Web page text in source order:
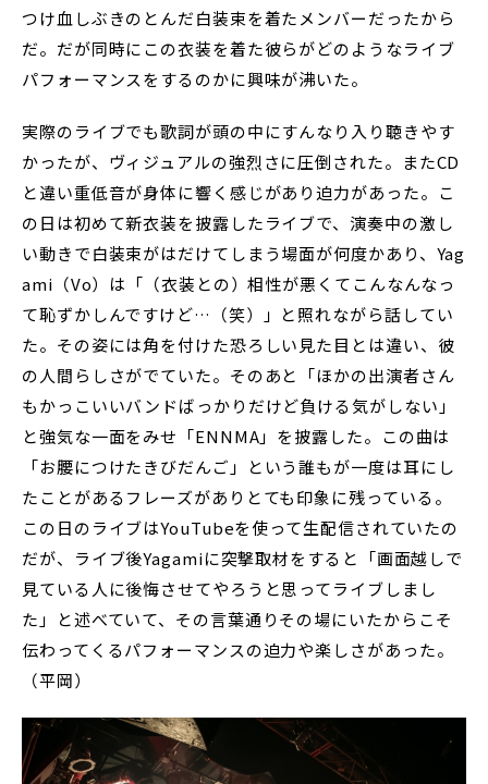
つけ血しぶきのとんだ白装束を着たメンバーだったから
だ。だが同時にこの衣装を着た彼らがどのようなライブ
パフォーマンスをするのかに興味が沸いた。
実際のライブでも歌詞が頭の中にすんなり入り聴きやす
かったが、ヴィジュアルの強烈さに圧倒された。またCD
と違い重低音が身体に響く感じがあり迫力があった。こ
の日は初めて新衣装を披露したライブで、演奏中の激し
い動きで白装束がはだけてしまう場面が何度かあり、Yag
ami（Vo）は「（衣装との）相性が悪くてこんなんなっ
て恥ずかしんですけど…（笑）」と照れながら話してい
た。その姿には角を付けた恐ろしい見た目とは違い、彼
の人間らしさがでていた。そのあと「ほかの出演者さん
もかっこいいバンドばっかりだけど負ける気がしない」
と強気な一面をみせ「ENNMA」を披露した。この曲は
「お腰につけたきびだんご」という誰もが一度は耳にし
たことがあるフレーズがありとても印象に残っている。
この日のライブはYouTubeを使って生配信されていたの
だが、ライブ後Yagamiに突撃取材をすると「画面越しで
見ている人に後悔させてやろうと思ってライブしまし
た」と述べていて、その言葉通りその場にいたからこそ
伝わってくるパフォーマンスの迫力や楽しさがあった。
（平岡）